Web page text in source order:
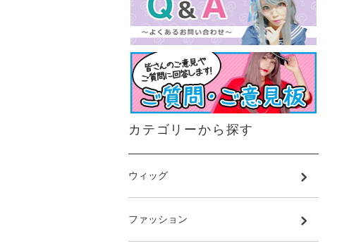
カテゴリーから探す
ウィッグ
ファッション